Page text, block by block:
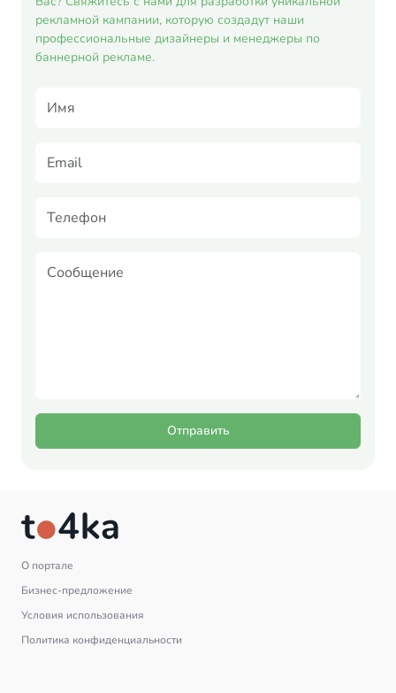
рекламной кампании, которую создадут наши
профессиональные дизайнеры и менеджеры по
баннерной рекламе.
Отправить
О портале
Бизнес-предложение
Условия использования
Политика конфиденциальности